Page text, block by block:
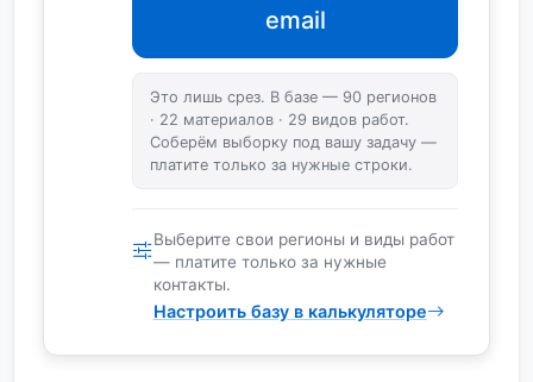
email
Это лишь срез. В базе — 90 регионов
· 22 материалов · 29 видов работ.
Соберём выборку под вашу задачу —
платите только за нужные строки.
Выберите свои регионы и виды работ
— платите только за нужные
контакты.
Настроить базу в калькуляторе